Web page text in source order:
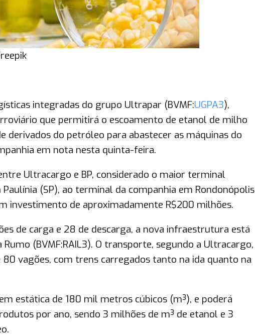
integradas do grupo Ultrapar (BVMF:UGPA3),
que permitirá o escoamento de etanol de milho
derivados do petróleo para abastecer as máquinas do
em nota nesta quinta-feira.
Ultracargo e BP, considerado o maior terminal
(SP), ao terminal da companhia em Rondonópolis
investimento de aproximadamente R$200 milhões.
de carga e 28 de descarga, a nova infraestrutura está
(BVMF:RAIL3). O transporte, segundo a Ultracargo,
vagões, com trens carregados tanto na ida quanto na
estática de 180 mil metros cúbicos (m³), e poderá
por ano, sendo 3 milhões de m³ de etanol e 3